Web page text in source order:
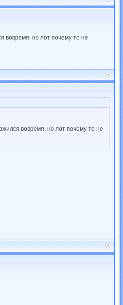
вовремя, но лот почему-то не
вовремя, но лот почему-то не